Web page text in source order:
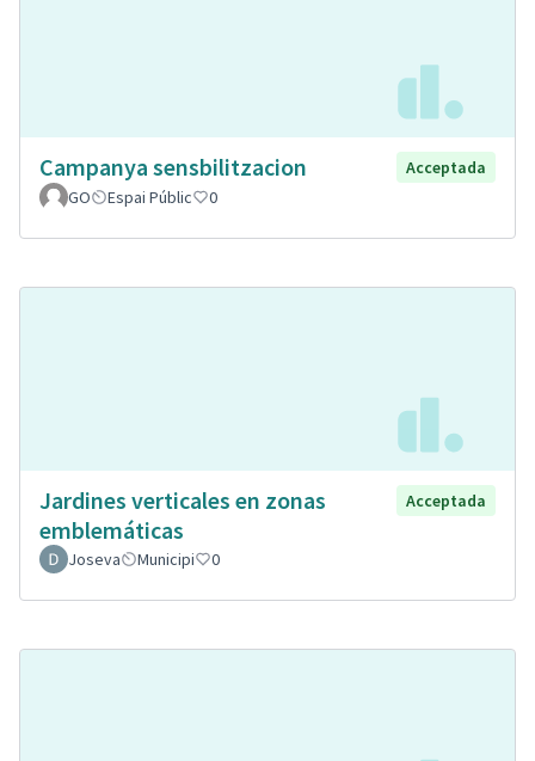
Campanya sensbilitzacion
Acceptada
GO
Espai Públic 0
Jardines verticales en zonas
emblemáticas
Acceptada
Joseva Municipi 0